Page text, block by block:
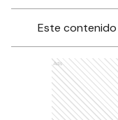
Este
Ads